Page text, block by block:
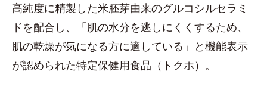
高純度に精製した米胚芽由来のグルコシルセラミ
ドを配合し、「肌の水分を逃しにくくするため、
肌の乾燥が気になる方に適している」と機能表示
が認められた特定保健用食品（トクホ）。